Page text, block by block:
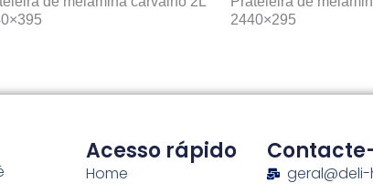
2440×295
Acesso rápido
Home